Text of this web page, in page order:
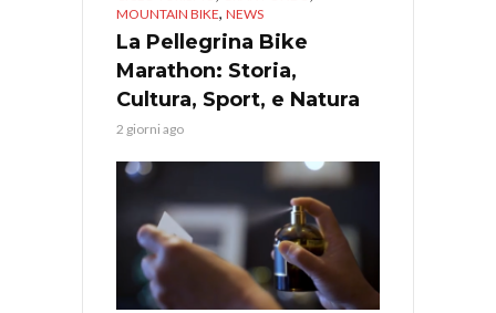
MOUNTAIN BIKE, NEWS
La Pellegrina Bike
Marathon: Storia,
Cultura, Sport, e Natura
2 giorni ago